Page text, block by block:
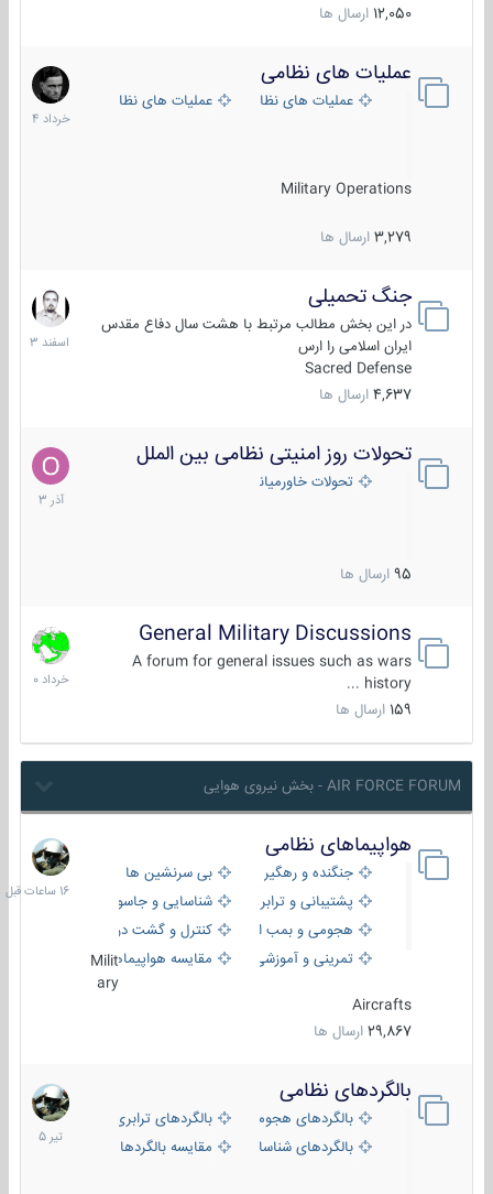
12,050 ارسال ها
عملیات های نظامی
عملیات های نظامی ایرانعملیات های نظامی خارجی
Military Operations
3,279 ارسال ها
5
خرداد
1404
جنگ تحمیلی
در این بخش مطالب مرتبط با هشت سال دفاع مقدس
ایران اسلامی را ارس
Sacred Defense
4,637 ارسال ها
20
اسفند
1403
تحولات روز امنیتی نظامی بین الملل
تحولات خاورمیانه
95 ارسال ها
21
آذر
1403
General Military Discussions
A forum for general issues such as wars
history ...
159 ارسال ها
10
خرداد
1400
AIR FORCE FORUM - بخش نیروی هوایی
هواپیماهای نظامی
جنگنده و رهگیر
بی سرنشین ها
پشتیبانی و ترابری
شناسایی و جاسوسی
هجومی و بمب افکن
کنترل و گشت دریایی
تمرینی و آموزشی
مقایسه هواپیماهاMilit
ary
Aircrafts
29,867 ارسال ها
16
ساعات
قبل
بالگردهای نظامی
بالگردهای هجومی
بالگردهای ترابری
بالگردهای شناسایی
مقایسه بالگردها
22
تیر
1405